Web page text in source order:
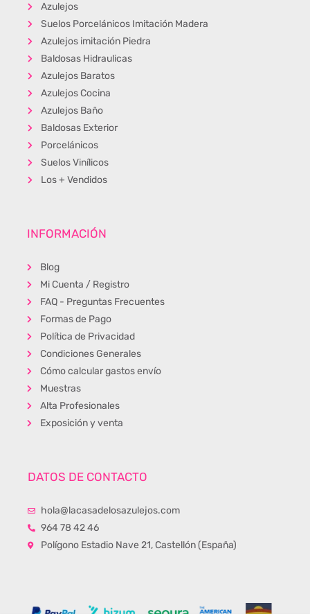
Azulejos
Suelos Porcelánicos Imitación Madera
Azulejos imitación Piedra
Baldosas Hidraulicas
Azulejos Baratos
Azulejos Cocina
Azulejos Baño
Baldosas Exterior
Porcelánicos
Suelos Vinílicos
Los + Vendidos
INFORMACIÓN
Blog
Mi Cuenta / Registro
FAQ - Preguntas Frecuentes
Formas de Pago
Política de Privacidad
Condiciones Generales
Cómo calcular gastos envío
Muestras
Alta Profesionales
Exposición y venta
DATOS DE CONTACTO
hola@lacasadelosazulejos.com
964 78 42 46
Polígono Estadio Nave 21, Castellón (España)